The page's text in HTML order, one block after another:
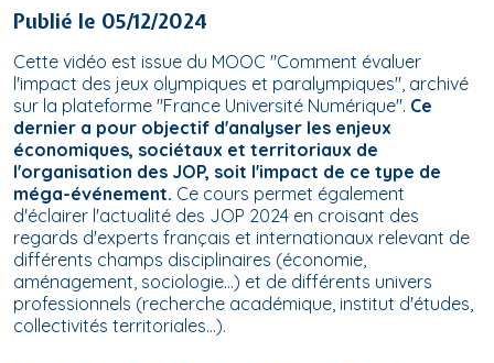
Publié le 05/12/2024
Cette vidéo est issue du MOOC "Comment évaluer
l'impact des jeux olympiques et paralympiques", archivé
sur la plateforme "France Université Numérique". Ce
dernier a pour objectif d'analyser les enjeux
économiques, sociétaux et territoriaux de
l'organisation des JOP, soit l'impact de ce type de
méga-événement. Ce cours permet également
d'éclairer l'actualité des JOP 2024 en croisant des
regards d'experts français et internationaux relevant de
différents champs disciplinaires (économie,
aménagement, sociologie…) et de différents univers
professionnels (recherche académique, institut d'études,
collectivités territoriales…).